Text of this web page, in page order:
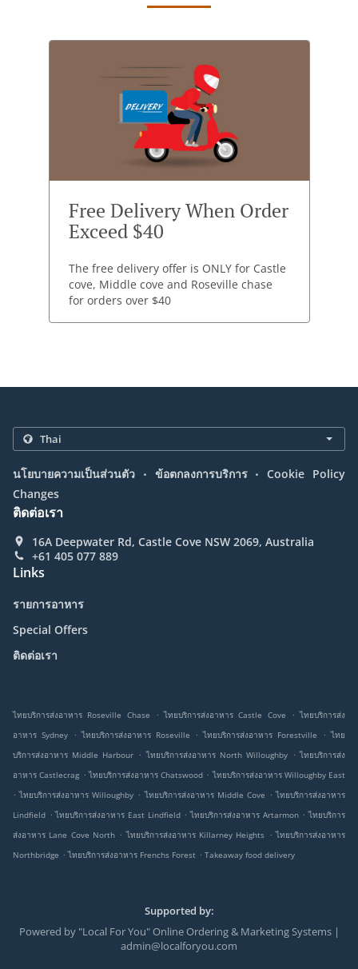
Free Delivery When Order
Exceed $40
The free delivery offer is ONLY for Castle
cove, Middle cove and Roseville chase
for orders over $40
นโยบายความเป็นส่วนตัว . ข้อตกลงการบริการ . Cookie Policy
Changes
ติดต่อเรา
16A Deepwater Rd, Castle Cove NSW 2069, Australia
+61 405 077 889
Links
รายการอาหาร
Special Offers
ติดต่อเรา
ไทยบริการส่งอาหาร Roseville Chase . ไทยบริการส่งอาหาร Castle Cove . ไทยบริการส่ง
อาหาร Sydney
. ไทยบริการส่งอาหาร Roseville . ไทยบริการส่งอาหาร Forestville . ไทย
บริการส่งอาหาร Middle Harbour . ไทยบริการส่งอาหาร North Willoughby . ไทยบริการส่ง
อาหาร Castlecrag . ไทยบริการส่งอาหาร Chatswood . ไทยบริการส่งอาหาร Willoughby East
. ไทยบริการส่งอาหาร Willoughby . ไทยบริการส่งอาหาร Middle Cove . ไทยบริการส่งอาหาร
Lindfield . ไทยบริการส่งอาหาร East Lindfield . ไทยบริการส่งอาหาร Artarmon . ไทยบริการ
ส่งอาหาร Lane Cove North . ไทยบริการส่งอาหาร Killarney Heights . ไทยบริการส่งอาหาร
Northbridge . ไทยบริการส่งอาหาร Frenchs Forest . Takeaway food delivery
Supported by:
Powered by "Local For You" Online Ordering & Marketing Systems |
admin@localforyou.com